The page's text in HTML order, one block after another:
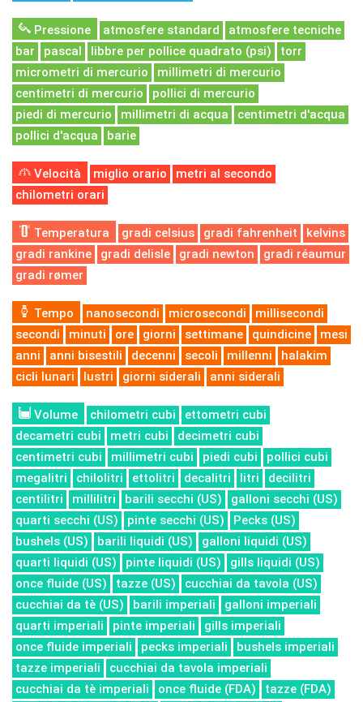
Pressione atmosfere standard
atmosfere tecniche
bar
pascal libbre per pollice quadrato (psi)
torr
micrometri di mercurio
millimetri di mercurio
centimetri di mercurio
pollici di mercurio
piedi di mercurio
millimetri di acqua
centimetri d'acqua
pollici d'acqua
barie
Velocità miglio orario
metri al secondo
chilometri orari
Temperatura gradi celsius gradi fahrenheit
kelvins
gradi rankine
gradi delisle gradi newton
gradi réaumur
gradi rømer
Tempo nanosecondi microsecondi
millisecondi
secondi
minuti ore giorni settimane quindicine
mesi
anni
anni bisestili decenni secoli millenni
halakim
cicli lunari
lustri giorni siderali anni siderali
Volume chilometri cubi
ettometri cubi
decametri cubi
metri cubi
decimetri cubi
centimetri cubi
millimetri cubi piedi cubi
pollici cubi
megalitri
chilolitri ettolitri decalitri litri
decilitri
centilitri
millilitri barili secchi (US)
galloni secchi (US)
quarti secchi (US)
pinte secchi (US)
Pecks (US)
bushels (US)
barili liquidi (US)
galloni liquidi (US)
quarti liquidi (US)
pinte liquidi (US)
gills liquidi (US)
once fluide (US)
tazze (US)
cucchiai da tavola (US)
cucchiai da tè (US)
barili imperiali
galloni imperiali
quarti imperiali
pinte imperiali
gills imperiali
once fluide imperiali
pecks imperiali
bushels imperiali
tazze imperiali
cucchiai da tavola imperiali
cucchiai da tè imperiali
once fluide (FDA)
tazze (FDA)